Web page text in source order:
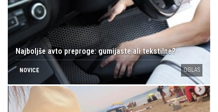
Najboljše avto preproge: gumijaste ali tekstilne?
NOVICE OGLAS